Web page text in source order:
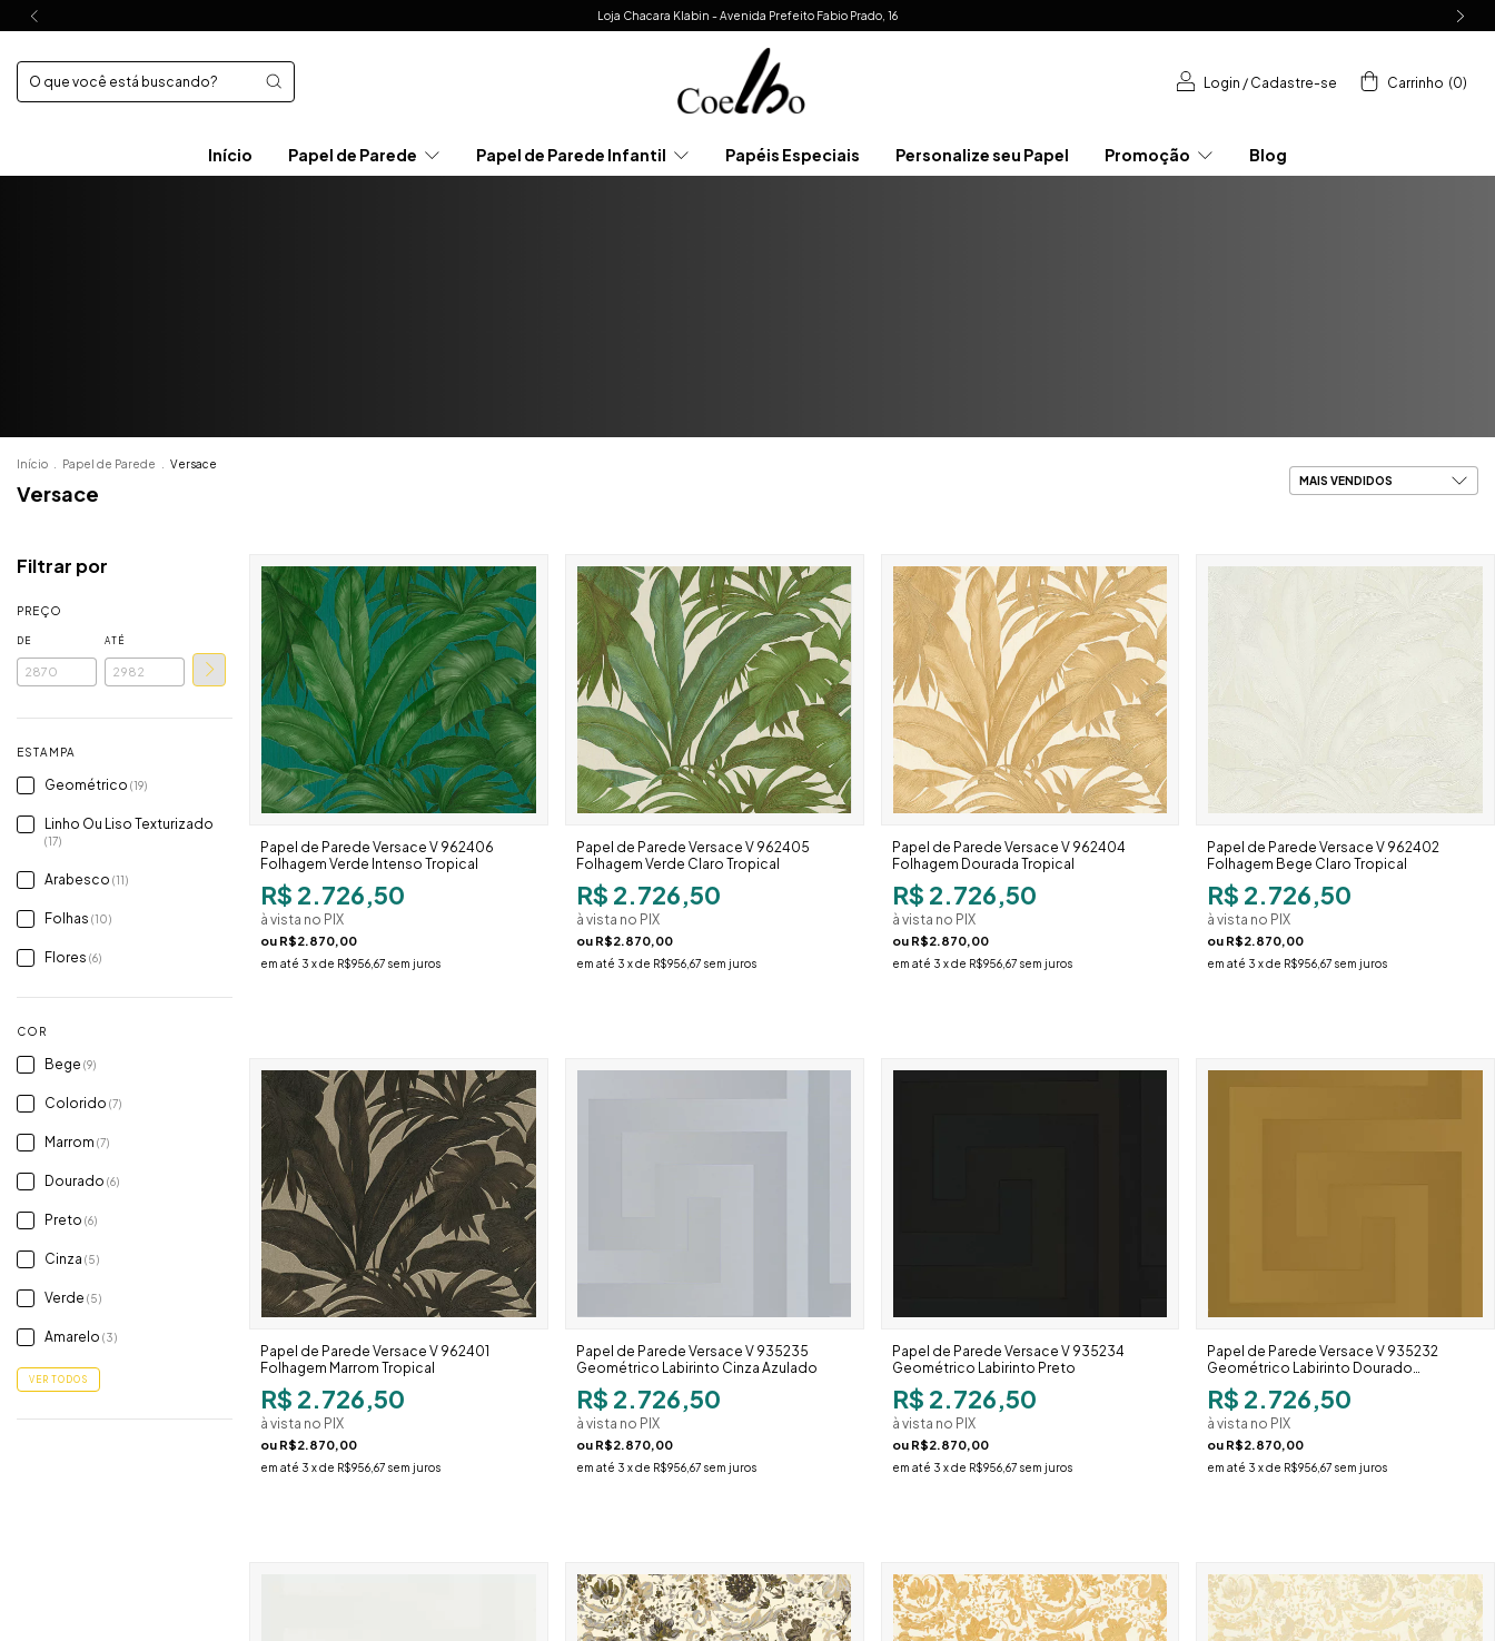
Loja Chacara Klabin - Avenida Prefeito Fabio Prado, 16
Login / Cadastre-se Carrinho (0)
Início Papel de Parede Papel de Parede Infantil Papéis Especiais Personalize seu Papel Promoção Blog
Início Papel de Parede Versace
Versace
Filtrar por
PREÇO
DE ATÉ
ESTAMPA
Geométrico (19)
Linho Ou Liso Texturizado
(17)
Arabesco (11)
Folhas (10)
Flores (6)
COR
Bege (9)
Colorido (7)
Marrom (7)
Dourado (6)
Preto (6)
Cinza (5)
Verde (5)
Amarelo (3)
VER TODOS
Papel de Parede Versace V 962406
Folhagem Verde Intenso Tropical
R$ 2.726,50
à vista no PIX
ou R$2.870,00
em até 3 x de R$956,67 sem juros
Papel de Parede Versace V 962405
Folhagem Verde Claro Tropical
R$ 2.726,50
à vista no PIX
ou R$2.870,00
em até 3 x de R$956,67 sem juros
Papel de Parede Versace V 962404
Folhagem Dourada Tropical
R$ 2.726,50
à vista no PIX
ou R$2.870,00
em até 3 x de R$956,67 sem juros
Papel de Parede Versace V 962402
Folhagem Bege Claro Tropical
R$ 2.726,50
à vista no PIX
ou R$2.870,00
em até 3 x de R$956,67 sem juros
Papel de Parede Versace V 962401
Folhagem Marrom Tropical
R$ 2.726,50
à vista no PIX
ou R$2.870,00
em até 3 x de R$956,67 sem juros
Papel de Parede Versace V 935235
Geométrico Labirinto Cinza Azulado
R$ 2.726,50
à vista no PIX
ou R$2.870,00
em até 3 x de R$956,67 sem juros
Papel de Parede Versace V 935234
Geométrico Labirinto Preto
R$ 2.726,50
à vista no PIX
ou R$2.870,00
em até 3 x de R$956,67 sem juros
Papel de Parede Versace V 935232
Geométrico Labirinto Dourado
Queimado
R$ 2.726,50
à vista no PIX
ou R$2.870,00
em até 3 x de R$956,67 sem juros